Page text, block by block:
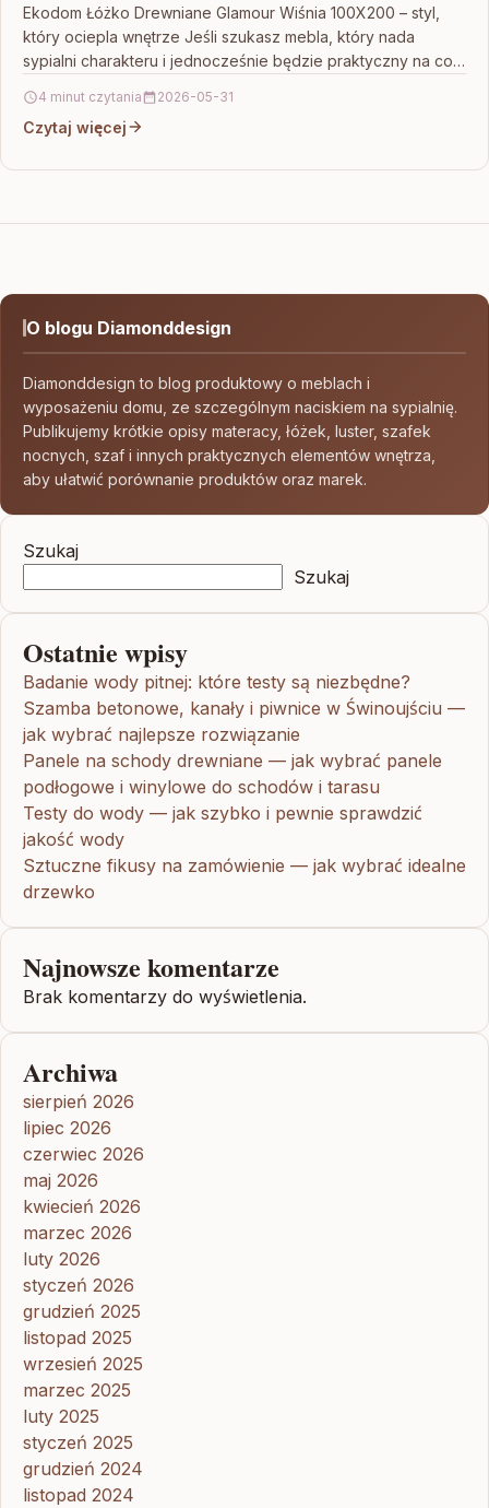
Ekodom Łóżko Drewniane Glamour Wiśnia 100X200 – styl,
który ociepla wnętrze Jeśli szukasz mebla, który nada
sypialni charakteru i jednocześnie będzie praktyczny na co…
4 minut czytania 2026-05-31
Czytaj więcej
O blogu Diamonddesign
Diamonddesign to blog produktowy o meblach i
wyposażeniu domu, ze szczególnym naciskiem na sypialnię.
Publikujemy krótkie opisy materacy, łóżek, luster, szafek
nocnych, szaf i innych praktycznych elementów wnętrza,
aby ułatwić porównanie produktów oraz marek.
Szukaj
Szukaj
Ostatnie wpisy
Badanie wody pitnej: które testy są niezbędne?
Szamba betonowe, kanały i piwnice w Świnoujściu —
jak wybrać najlepsze rozwiązanie
Panele na schody drewniane — jak wybrać panele
podłogowe i winylowe do schodów i tarasu
Testy do wody — jak szybko i pewnie sprawdzić
jakość wody
Sztuczne fikusy na zamówienie — jak wybrać idealne
drzewko
Najnowsze komentarze
Brak komentarzy do wyświetlenia.
Archiwa
sierpień 2026
lipiec 2026
czerwiec 2026
maj 2026
kwiecień 2026
marzec 2026
luty 2026
styczeń 2026
grudzień 2025
listopad 2025
wrzesień 2025
marzec 2025
luty 2025
styczeń 2025
grudzień 2024
listopad 2024